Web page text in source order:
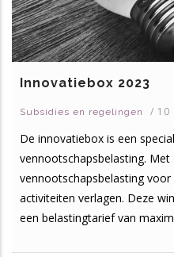
Innovatiebox 2023
Subsidies en regelingen / 10
De innovatiebox is een
vennootschapsbelasting. Met
vennootschapsbelasting
activiteiten verlagen. Deze
een belastingtarief van